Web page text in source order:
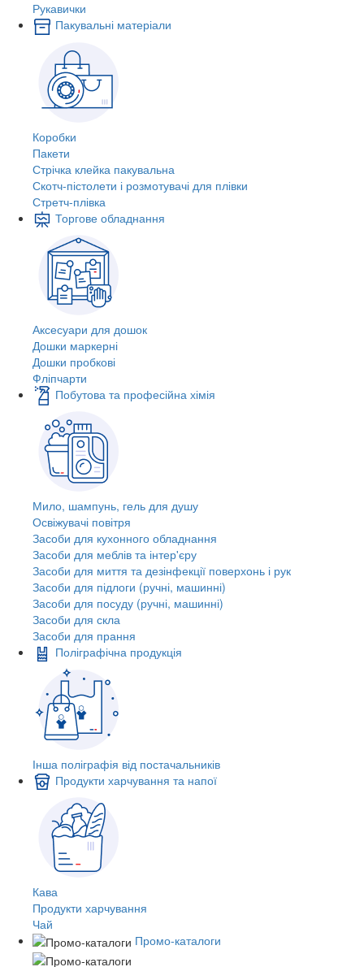
Рукавички
Пакувальні матеріали
Коробки
Пакети
Стрічка клейка пакувальна
Скотч-пістолети і розмотувачі для плівки
Стретч-плівка
Торгове обладнання
Аксесуари для дошок
Дошки маркерні
Дошки пробкові
Фліпчарти
Побутова та професійна хімія
Мило, шампунь, гель для душу
Освіжувачі повітря
Засоби для кухонного обладнання
Засоби для меблів та інтер'єру
Засоби для миття та дезінфекції поверхонь і рук
Засоби для підлоги (ручні, машинні)
Засоби для посуду (ручні, машинні)
Засоби для скла
Засоби для прання
Поліграфічна продукція
Інша поліграфія від постачальників
Продукти харчування та напої
Кава
Продукти харчування
Чай
Промо-каталоги